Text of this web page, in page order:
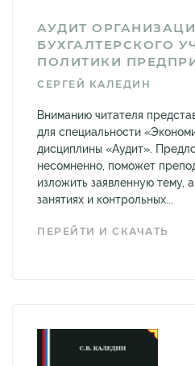
АУДИТ
БУХГАЛТЕРСКОГО
ПОЛИТИКИ
СЕРГЕЙ КАЛЕДИН
Вниманию читателя
для специальности
дисциплины «Аудит».
несомненно, поможет
изложить заявленную тему,
занятиях и контрольных...
ПЕРЕЙТИ И СКАЧАТЬ